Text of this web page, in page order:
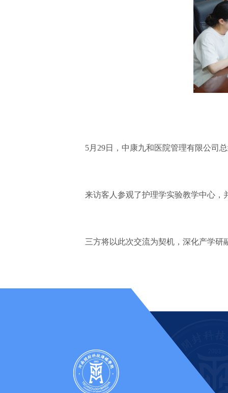
5月29日，中康九和医院管理有限公司总
来访客人参观了护理学实验教学中心，并
三方将以此次交流为契机，深化产学研